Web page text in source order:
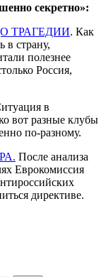
секретно»:
ТРАГЕДИИ. Как
в страну,
полезнее
Россия,
в
вот разные клубы
по-разному.
После анализа
Еврокомиссия
директиве.